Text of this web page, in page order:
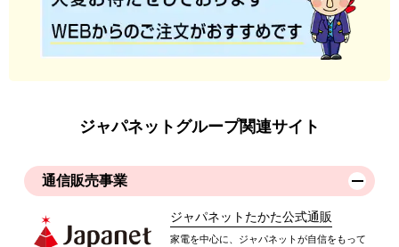
ジャパネットグループ関連サイト
通信販売事業
ジャパネットたかた公式通販
家電を中心に、ジャパネットが自信をもって